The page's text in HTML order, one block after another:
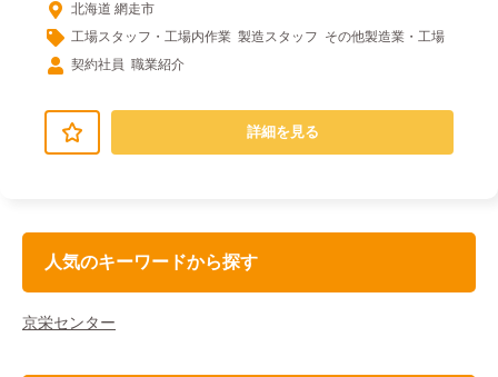
北海道 網走市
工場スタッフ・工場内作業 製造スタッフ その他製造業・工場
契約社員 職業紹介
詳細を見る
人気のキーワードから探す
京栄センター